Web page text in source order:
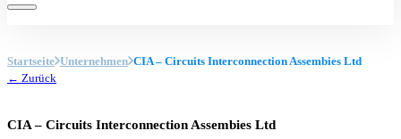
Startseite Unternehmen CIA – Circuits Interconnection Assembies Ltd
← Zurück
CIA – Circuits Interconnection Assembies Ltd